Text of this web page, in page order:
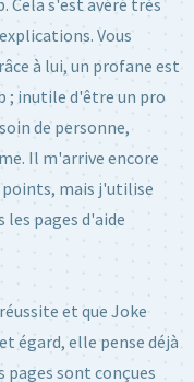
Cela s'est avéré très
Vous
à lui, un profane est
; inutile d'être un pro
de personne,
Il m'arrive encore
points, mais j'utilise
pages d'aide
et que Joke
égard, elle pense déjà
sont conçues